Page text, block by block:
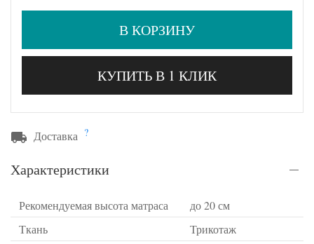
В КОРЗИНУ
КУПИТЬ В 1 КЛИК
Доставка ?
Характеристики
Рекомендуемая высота матраса
до 20 см
Ткань
Трикотаж